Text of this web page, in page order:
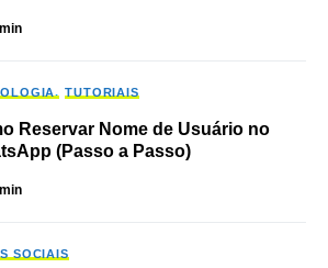
TUTORIAIS
Reservar Nome de Usuário no
(Passo a Passo)
SOCIAIS